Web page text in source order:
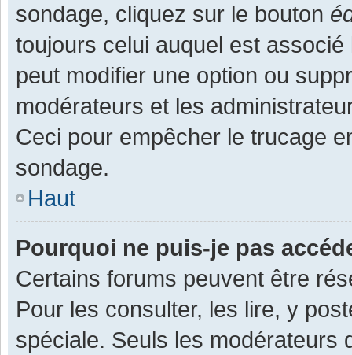
sondage, cliquez sur le bouton
toujours celui auquel est associé
peut modifier une option ou
modérateurs et les
Ceci pour empêcher le trucage
sondage.
Haut
Pourquoi ne puis-je pas
Certains forums peuvent être
Pour les consulter, les lire, y
spéciale. Seuls les modérateurs